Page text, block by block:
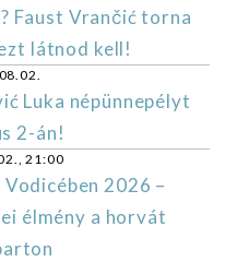
Faust Vrančić torna
látnod kell!
Luka népünnepélyt
2-án!
21:00
2026 –
élmény a horvát